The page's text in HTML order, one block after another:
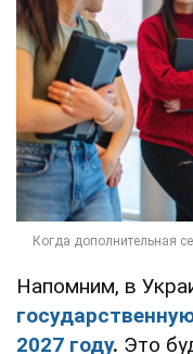
Напомним, в
2027 году. Это